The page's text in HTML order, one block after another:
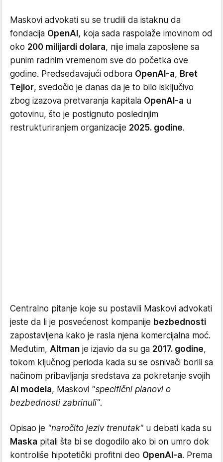
Maskovi advokati su se trudili da istaknu da
fondacija OpenAI, koja sada raspolaže imovinom od
oko 200 milijardi dolara, nije imala zaposlene sa
punim radnim vremenom sve do početka ove
godine. Predsedavajući odbora OpenAI-a, Bret
Tejlor, svedočio je danas da je to bilo isključivo
zbog izazova pretvaranja kapitala OpenAI-a u
gotovinu, što je postignuto poslednjim
restrukturiranjem organizacije 2025. godine.
Centralno pitanje koje su postavili Maskovi advokati
jeste da li je posvećenost kompanije bezbednosti
zapostavljena kako je rasla njena komercijalna moć.
Međutim, Altman je izjavio da su ga 2017. godine,
tokom ključnog perioda kada su se osnivači borili sa
načinom pribavljanja sredstava za pokretanje svojih
AI modela, Maskovi "specifični planovi o
bezbednosti zabrinuli".
Opisao je "naročito jeziv trenutak" u debati kada su
Maska pitali šta bi se dogodilo ako bi on umro dok
kontroliše hipotetički profitni deo OpenAI-a. Prema